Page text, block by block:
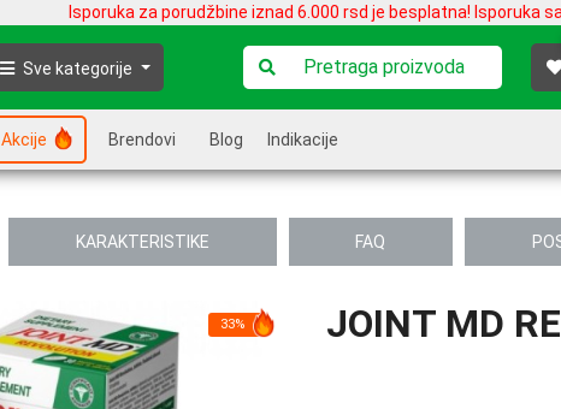
Isporuka za porudžbine iznad 6.000 rsd je besplatna! Isporuka
Sve kategorije
Akcije Brendovi Blog Indikacije
KARAKTERISTIKE FAQ
33%
JOINT MD